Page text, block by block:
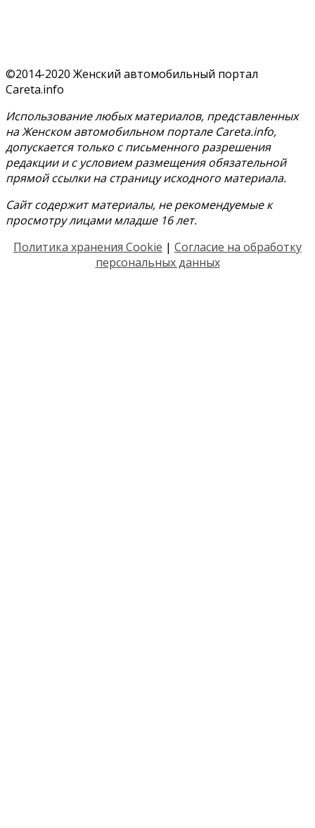
©2014-2020 Женский автомобильный портал
Careta.info
Использование любых материалов, представленных
на Женском автомобильном портале Careta.info,
допускается только с письменного разрешения
редакции и с условием размещения обязательной
прямой ссылки на страницу исходного материала.
Сайт содержит материалы, не рекомендуемые к
просмотру лицами младше 16 лет.
Политика хранения Cookie | Согласие на обработку
персональных данных